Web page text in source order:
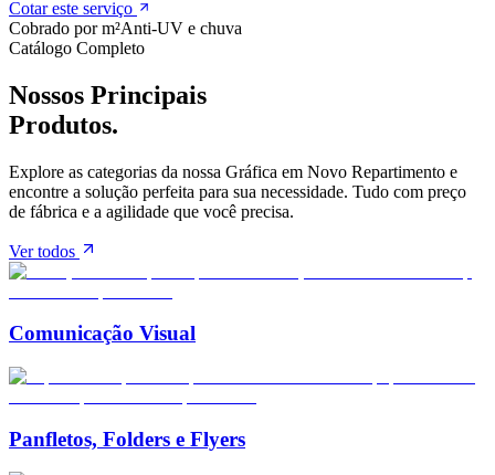
Cotar este serviço
Cobrado por m²Anti-UV e chuva
Catálogo Completo
Nossos Principais
Produtos.
Explore as categorias da nossa Gráfica em Novo Repartimento e
encontre a solução perfeita para sua necessidade. Tudo com preço
de fábrica e a agilidade que você precisa.
Ver todos
Comunicação Visual
Panfletos, Folders e Flyers